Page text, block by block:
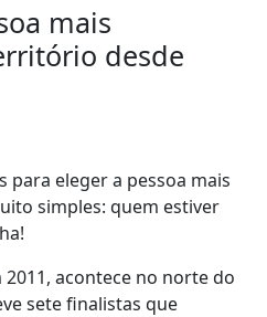
mais
desde
para eleger a pessoa mais
simples: quem estiver
acontece no norte do
sete finalistas que